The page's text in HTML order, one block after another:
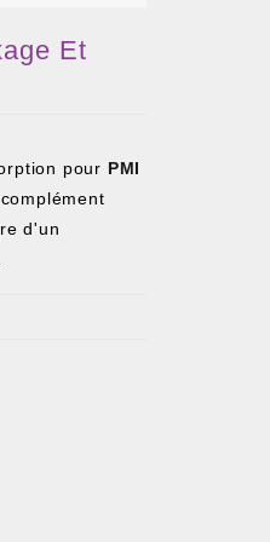
Et
pour PMI
d'un